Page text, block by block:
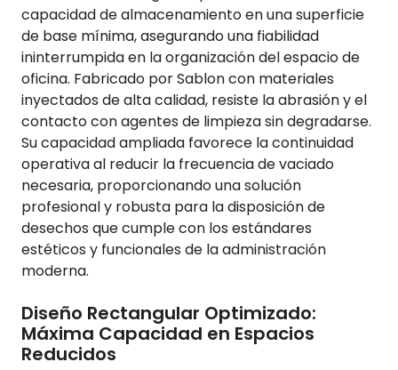
capacidad de almacenamiento en una superficie
de base mínima, asegurando una fiabilidad
ininterrumpida en la organización del espacio de
oficina. Fabricado por Sablon con materiales
inyectados de alta calidad, resiste la abrasión y el
contacto con agentes de limpieza sin degradarse.
Su capacidad ampliada favorece la continuidad
operativa al reducir la frecuencia de vaciado
necesaria, proporcionando una solución
profesional y robusta para la disposición de
desechos que cumple con los estándares
estéticos y funcionales de la administración
moderna.
Diseño Rectangular Optimizado:
Máxima Capacidad en Espacios
Reducidos